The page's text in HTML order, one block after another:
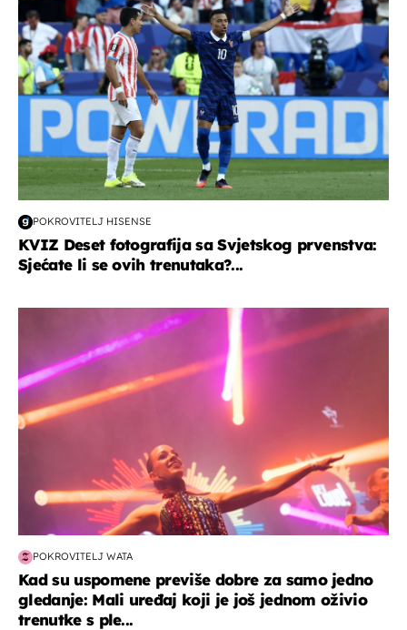
POKROVITELJ HISENSE
KVIZ Deset fotografija sa Svjetskog prvenstva:
Sjećate li se ovih trenutaka?...
POKROVITELJ WATA
Kad su uspomene previše dobre za samo jedno
gledanje: Mali uređaj koji je još jednom oživio
trenutke s ple...